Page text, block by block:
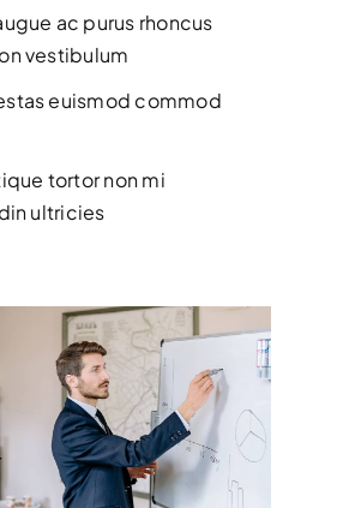
ac purus rhoncus
vestibulum
euismod commod
tortor non mi
ultricies